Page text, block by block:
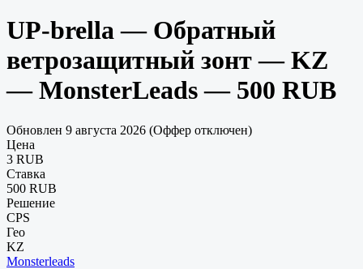
UP-brella — Обратный
ветрозащитный зонт — KZ
— MonsterLeads — 500 RUB
Обновлен 9 августа 2026 (Оффер отключен)
Цена
3 RUB
Ставка
500 RUB
Решение
CPS
Гео
KZ
Monsterleads